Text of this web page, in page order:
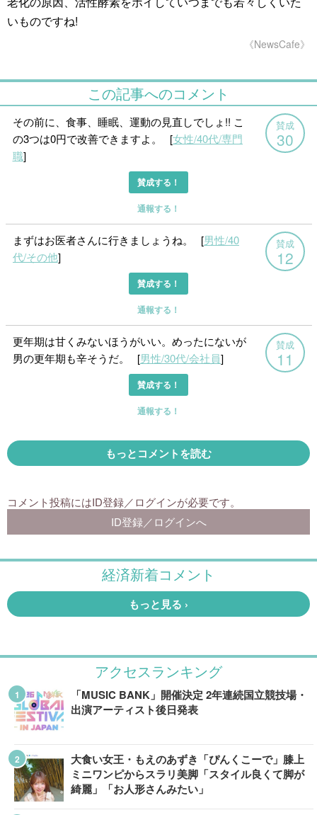
いものですね!
《NewsCafe》
アクセスランキング
「MUSIC BANK」開催決定 2年連続国立競技場・
出演アーティスト後日発表
大食い女王・もえのあずき「ぴんくこーで」膝上
ミニワンピからスラリ美脚「スタイル良くて脚が
綺麗」「お人形さんみたい」